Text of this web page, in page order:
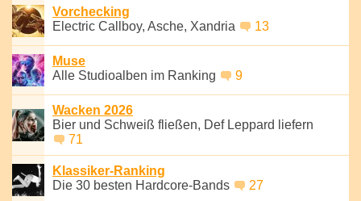
Vorchecking
Electric Callboy, Asche, Xandria
13
Muse
Alle Studioalben im Ranking
9
Wacken 2026
Bier und Schweiß fließen, Def Leppard liefern
71
Klassiker-Ranking
Die 30 besten Hardcore-Bands
27